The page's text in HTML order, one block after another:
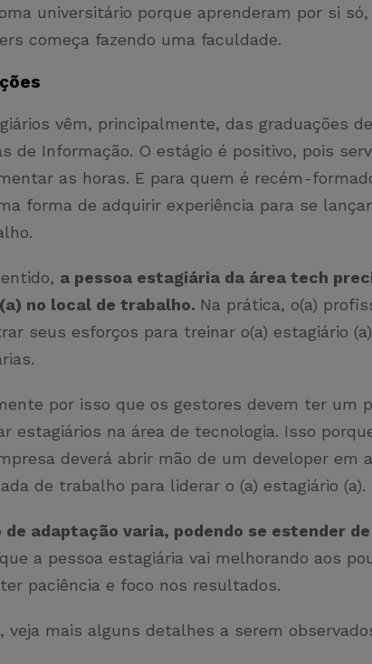
universitário porque aprenderam por si só,
começa fazendo uma faculdade.
vêm, principalmente, das graduações
de Informação. O estágio é positivo, pois
as horas. E para quem é recém-
forma de adquirir experiência para se
a pessoa estagiária da área tech
no local de trabalho. Na prática, o(a)
seus esforços para treinar o(a) estagiário
por isso que os gestores devem ter um
estagiários na área de tecnologia. Isso
deverá abrir mão de um developer em
de trabalho para liderar o (a) estagiário (a).
de adaptação varia, podendo se estender
a pessoa estagiária vai melhorando aos
paciência e foco nos resultados.
veja mais alguns detalhes a serem